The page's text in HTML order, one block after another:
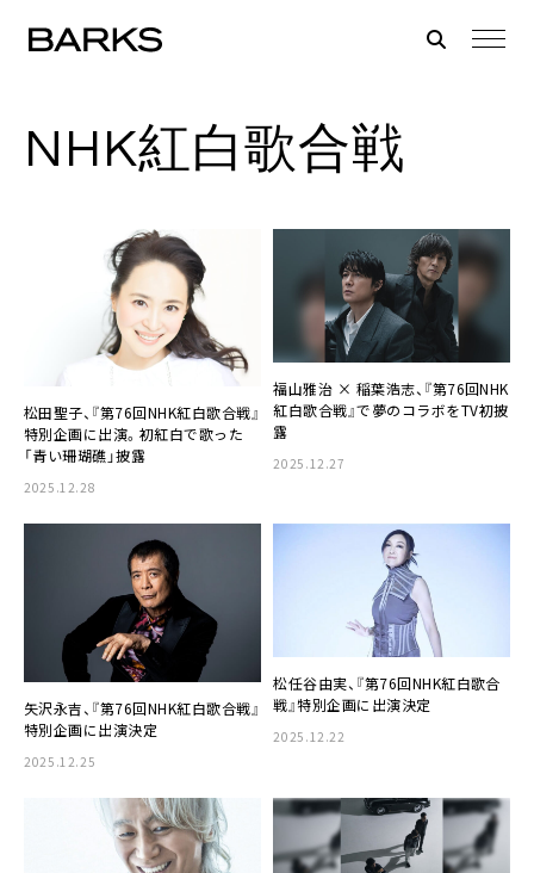
NHK紅白歌合戦
松田聖子、『第76回NHK紅白歌合戦』
特別企画に出演。初紅白で歌った
「青い珊瑚礁」披露
2025.12.28
福山雅治 × 稲葉浩志、『第76回NHK
紅白歌合戦』で夢のコラボをTV初披
露
2025.12.27
矢沢永吉、『第76回NHK紅白歌合戦』
特別企画に出演決定
2025.12.25
松任谷由実、『第76回NHK紅白歌合
戦』特別企画に出演決定
2025.12.22